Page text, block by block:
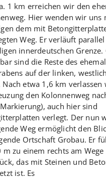
1 km erreichen wir den
Hier wenden wir uns
dem mit
Weg. Er verläuft
innerdeutschen Grenze.
sind die Reste des
auf der linken,
Nach etwa 1,6 km
den Kolonnenweg
auch hier sind
verlegt. Der nun
Weg ermöglicht den
Ortschaft Grobau. Er
m zu einem rechts am Wege
das mit Steinen und
ist. Es